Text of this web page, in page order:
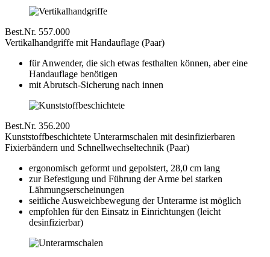
Best.Nr. 557.000
Vertikalhandgriffe mit Handauflage (Paar)
für Anwender, die sich etwas festhalten können, aber eine
Handauflage benötigen
mit Abrutsch-Sicherung nach innen
Best.Nr. 356.200
Kunststoffbeschichtete Unterarmschalen mit desinfizierbaren
Fixierbändern und Schnellwechseltechnik (Paar)
ergonomisch geformt und gepolstert, 28,0 cm lang
zur Befestigung und Führung der Arme bei starken
Lähmungserscheinungen
seitliche Ausweichbewegung der Unterarme ist möglich
empfohlen für den Einsatz in Einrichtungen (leicht
desinfizierbar)